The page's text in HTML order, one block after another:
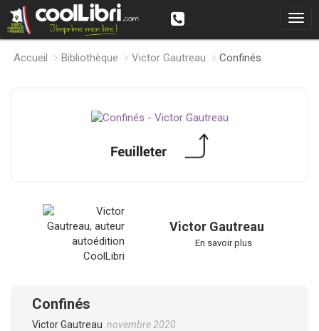
Accueil Bibliothèque Victor Gautreau Confinés
Victor Gautreau
En savoir plus
Confinés
Victor Gautreau novembre 2020